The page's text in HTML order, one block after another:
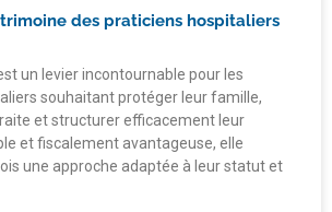
des praticiens hospitaliers
est un levier incontournable pour les
souhaitant protéger leur famille,
et structurer efficacement leur
et fiscalement avantageuse, elle
une approche adaptée à leur statut et